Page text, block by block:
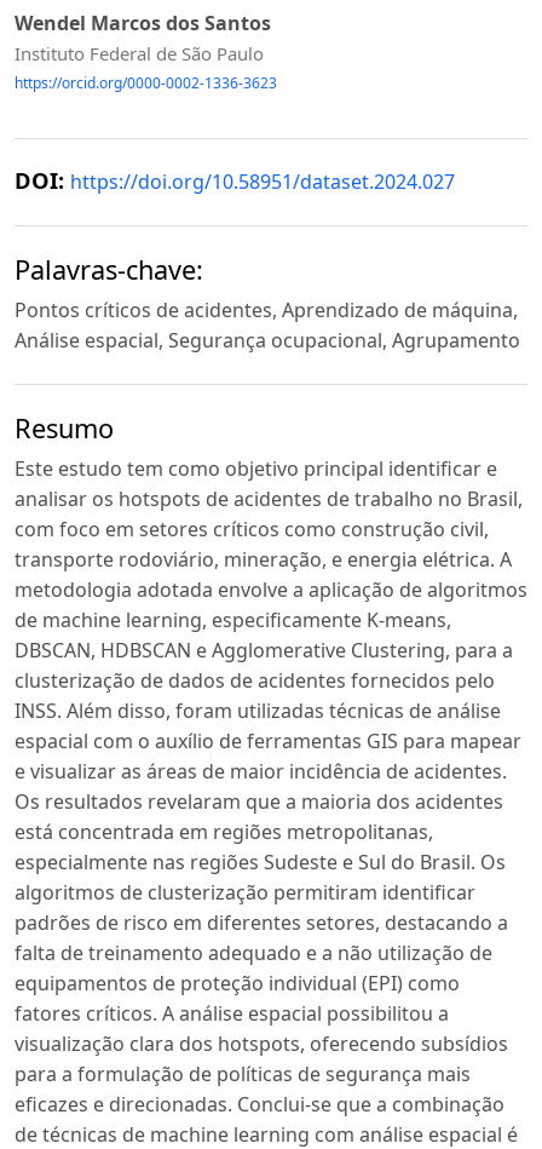
Wendel Marcos dos Santos
Instituto Federal de São Paulo
https://orcid.org/0000-0002-1336-3623
DOI: https://doi.org/10.58951/dataset.2024.027
Palavras-chave:
Pontos críticos de acidentes, Aprendizado de máquina,
Análise espacial, Segurança ocupacional, Agrupamento
Resumo
Este estudo tem como objetivo principal identificar e
analisar os hotspots de acidentes de trabalho no Brasil,
com foco em setores críticos como construção civil,
transporte rodoviário, mineração, e energia elétrica. A
metodologia adotada envolve a aplicação de algoritmos
de machine learning, especificamente K-means,
DBSCAN, HDBSCAN e Agglomerative Clustering, para a
clusterização de dados de acidentes fornecidos pelo
INSS. Além disso, foram utilizadas técnicas de análise
espacial com o auxílio de ferramentas GIS para mapear
e visualizar as áreas de maior incidência de acidentes.
Os resultados revelaram que a maioria dos acidentes
está concentrada em regiões metropolitanas,
especialmente nas regiões Sudeste e Sul do Brasil. Os
algoritmos de clusterização permitiram identificar
padrões de risco em diferentes setores, destacando a
falta de treinamento adequado e a não utilização de
equipamentos de proteção individual (EPI) como
fatores críticos. A análise espacial possibilitou a
visualização clara dos hotspots, oferecendo subsídios
para a formulação de políticas de segurança mais
eficazes e direcionadas. Conclui-se que a combinação
de técnicas de machine learning com análise espacial é